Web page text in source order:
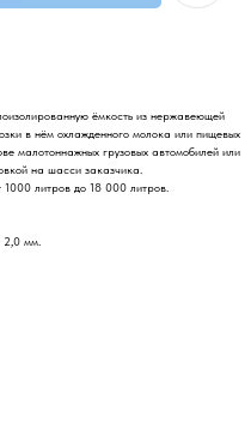
ёмкость из нержавеющей
в нём охлажденного молока или пищевых
малотоннажных грузовых автомобилей или
на шасси заказчика.
1000 литров до 18 000 литров.
2,0 мм.